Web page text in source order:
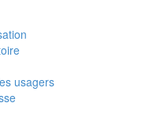
usagers